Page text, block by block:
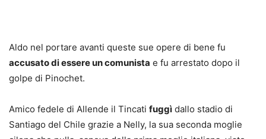
Aldo nel portare avanti queste sue opere di bene fu
accusato di essere un comunista e fu arrestato dopo il
golpe di Pinochet.
Amico fedele di Allende il Tincati fuggì dallo stadio di
Santiago del Chile grazie a Nelly, la sua seconda moglie